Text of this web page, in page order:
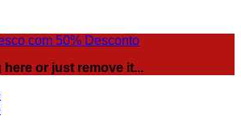
com 50% Desconto
or just remove it...